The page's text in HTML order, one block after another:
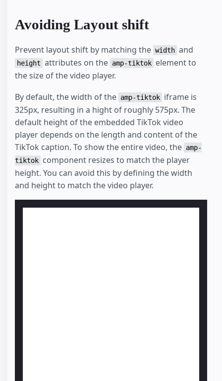
Avoiding Layout shift
Prevent layout shift by matching the width and
height attributes on the amp-tiktok element to
the size of the video player.
By default, the width of the amp-tiktok iframe is
325px, resulting in a hight of roughly 575px. The
default height of the embedded TikTok video
player depends on the length and content of the
TikTok caption. To show the entire video, the amp-
tiktok component resizes to match the player
height. You can avoid this by defining the width
and height to match the video player.